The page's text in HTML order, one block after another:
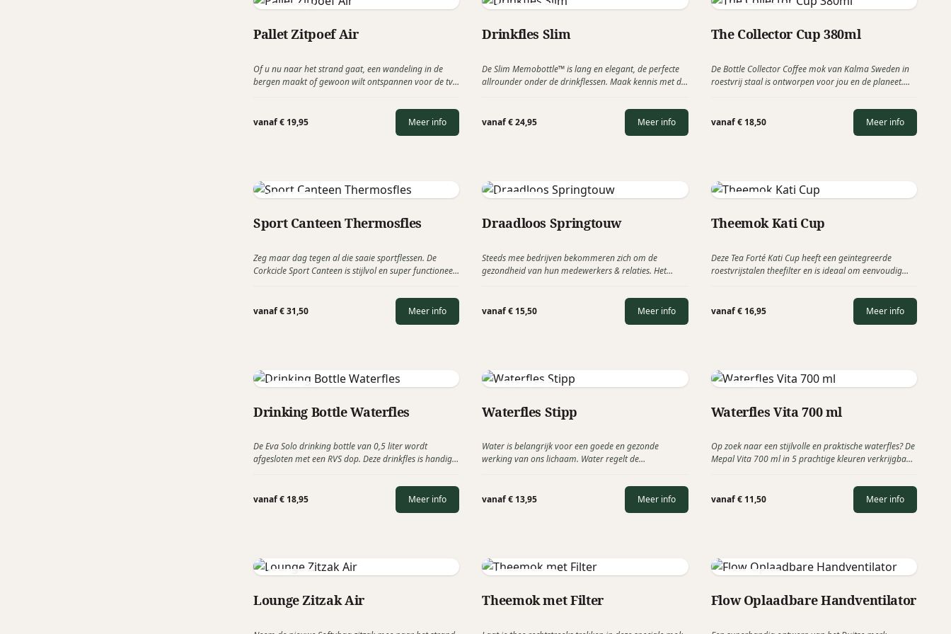
Softybag
Pallet Zitpoef Air
Of u nu naar het strand gaat, een wandeling in de
bergen maakt of gewoon wilt ontspannen voor de tv,
zoek bent naar gemakkelijke ontspanning. Deze
nieuwste versie noemen ze de Softybag Pallet en is een
soort poef of kruk, ideaal toepasbaar bij bv kamperen
vanaf € 19,95 Meer info
MemoBottle
Drinkfles Slim
De Slim Memobottle™ is lang en elegant, de perfecte
allrounder onder de drinkflessen. Maak kennis met de
om onderweg gehydrateerd te blijven.
vanaf € 24,95
Meer info
Kalma Sweden
The Collector Cup 380ml
De Bottle Collector Coffee mok van Kalma Sweden in
roestvrij staal is ontworpen voor jou en de planeet.
drankje lang warm houdt, zowel thuis als onderweg.
Leverbaar in 7 verschillende warme kleuren en
geleverd in een mooie cadeauverpakking koker.
vanaf € 18,50 Meer info
Corkcicle
Sport Canteen Thermosfles
Zeg maar dag tegen al die saaie sportflessen. De
Corkcicle Sport Canteen is stijlvol en super functioneel.
geïsoleerd roestvrijstaal en houdt je drank 25 uur
koud en tot 12 uur lang heet. Activeer je beste
hydratatie ooit met Serie A-Drinkware die is
vanaf € 31,50 Meer info
MikaMax
Draadloos Springtouw
Steeds mee bedrijven bekommeren zich om de
gezondheid van hun medewerkers & relaties. Het
vanaf € 15,50
Meer info
Tea Fortè
Theemok Kati Cup
Deze Tea Forté Kati Cup heeft een geïntegreerde
roestvrijstalen theefilter en is ideaal om eenvoudig
met Pasen, Secretaresse dag of Dag van de
Verpleging.
vanaf € 16,95 Meer info
Eva Solo
Drinking Bottle Waterfles
De Eva Solo drinking bottle van 0,5 liter wordt
afgesloten met een RVS dop. Deze drinkfles is handig
koord. Ideaal relatiegeschenk voor evenementen of
beurzen, om zo de mensen meer water te laten
vanaf € 18,95 Meer info
Hydranome
Waterfles Stipp
Water is belangrijk voor een goede en gezonde
werking van ons lichaam. Water regelt de
spijsvertering, houdt uw huid mooi en soepel en zorgt
voor de afvoer van afvalstoffen.
vanaf € 13,95 Meer info
Mepal
Waterfles Vita 700 ml
Op zoek naar een stijlvolle en praktische waterfles? De
Mepal Vita 700 ml in 5 prachtige kleuren verkrijgbaar,
openingen, waardoor je gemakkelijk kunt drinken,
vullen en schoonmaken.
vanaf € 11,50 Meer info
Softybag
Lounge Zitzak Air
Point Virgule
Theemok met Filter
Remember
Flow Oplaadbare Handventilator